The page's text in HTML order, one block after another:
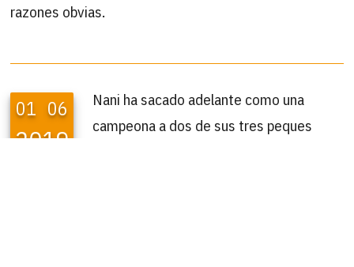
razones obvias.
01 06
2019
Nani ha sacado adelante como una
campeona a dos de sus tres peques